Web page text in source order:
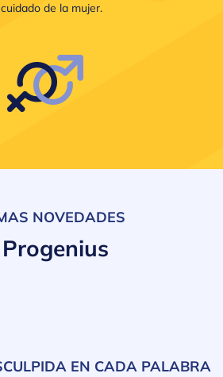
de la mujer.
NOVEDADES
EN CADA PALABRA